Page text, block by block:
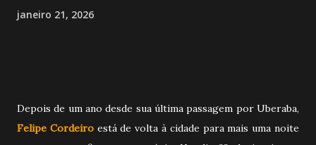
janeiro 21, 2026
Depois de um ano desde sua última passagem por Uberaba,
Felipe Cordeiroestá de volta à cidade para mais uma noite